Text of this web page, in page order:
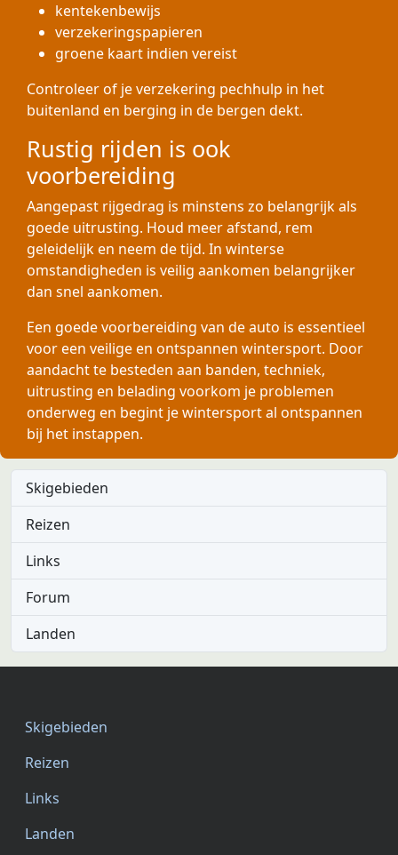
kentekenbewijs
verzekeringspapieren
groene kaart indien vereist
Controleer of je verzekering pechhulp in het
buitenland en berging in de bergen dekt.
Rustig rijden is ook
voorbereiding
Aangepast rijgedrag is minstens zo belangrijk als
goede uitrusting. Houd meer afstand, rem
geleidelijk en neem de tijd. In winterse
omstandigheden is veilig aankomen belangrijker
dan snel aankomen.
Een goede voorbereiding van de auto is essentieel
voor een veilige en ontspannen wintersport. Door
aandacht te besteden aan banden, techniek,
uitrusting en belading voorkom je problemen
onderweg en begint je wintersport al ontspannen
bij het instappen.
Skigebieden
Reizen
Links
Forum
Landen
Skigebieden
Reizen
Links
Landen